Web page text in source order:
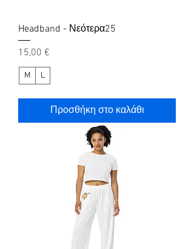
Headband - Νεότερα25
Τιμή
15,00 €
M L
Προσθήκη στο καλάθι